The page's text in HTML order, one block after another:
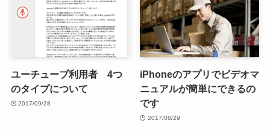
ユーチューブ利用者 4つ
のタイプについて
2017/09/28
iPhoneのアプリでビデオマ
ニュアルが簡単にできるの
です
2017/08/29